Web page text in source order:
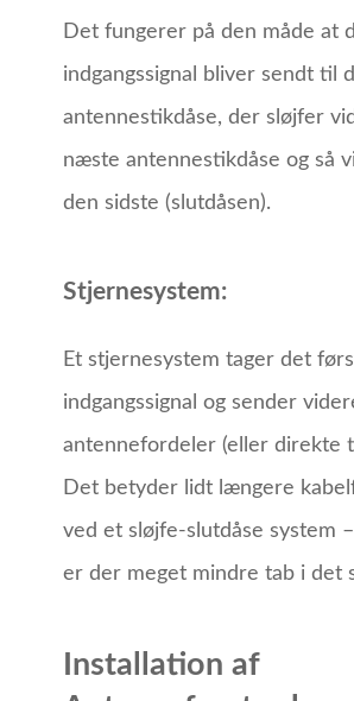
Det fungerer på den måde at
indgangssignal bliver sendt til
antennestikdåse, der sløjfer
næste antennestikdåse og så
den sidste (slutdåsen).
Stjernesystem:
Et stjernesystem tager det
indgangssignal og sender
antennefordeler (eller direkte
Det betyder lidt længere
ved et sløjfe-slutdåse system
er der meget mindre tab i det
Installation af